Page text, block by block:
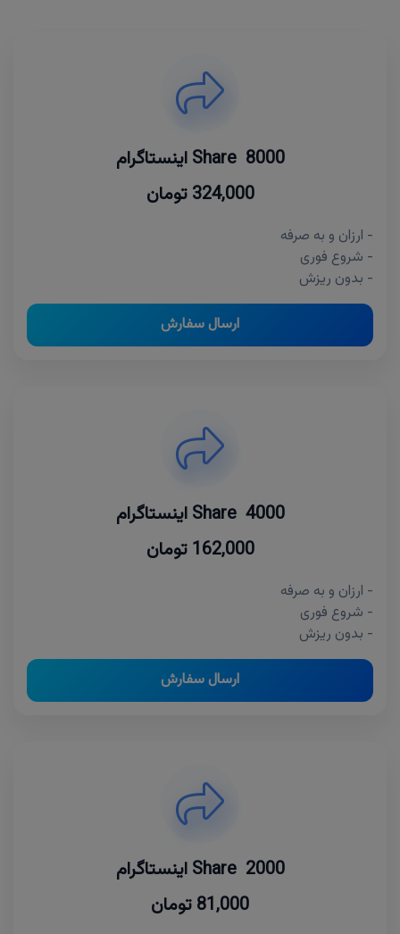
8000 Share اینستاگرام
324,000 تومان
- ارزان و به صرفه
- شروع فوری
- بدون ریزش
ارسال سفارش
4000 Share اینستاگرام
162,000 تومان
- ارزان و به صرفه
- شروع فوری
- بدون ریزش
ارسال سفارش
2000 Share اینستاگرام
81,000 تومان